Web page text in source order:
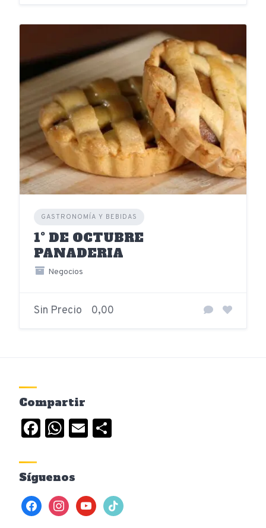
GASTRONOMÍA Y BEBIDAS
1º DE OCTUBRE
PANADERIA
Negocios
Sin Precio 0,00
Compartir
Facebook
WhatsApp
Email
Síguenos
facebookinstagramyoutubetiktok